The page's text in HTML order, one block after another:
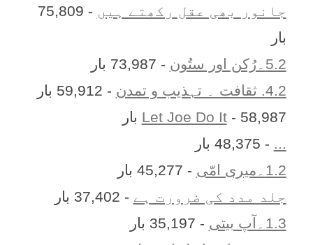
جانور بھی عقل رکھتے ہیں
- 75,809
بار
5.2۔رُکن اور ستُون
- 73,987 بار
4.2. ثقافت ۔ تہذیب و تمدن
- 59,912 بار
Let Joe Do It- 58,987 بار
- 48,375 بار
1.2۔میری امّی
- 45,277 بار
جلد مدد کی ضرورت ہے - 37,402 بار
1.3۔آپ بیتی
- 35,197 بار